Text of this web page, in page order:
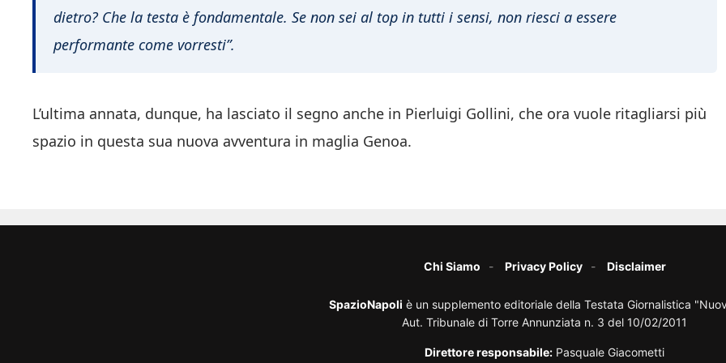
dietro? Che la testa è fondamentale. Se non sei al top in tutti i sensi, non riesci a essere
performante come vorresti”.
L’ultima annata, dunque, ha lasciato il segno anche in Pierluigi Gollini, che ora vuole ritagliarsi più
spazio in questa sua nuova avventura in maglia Genoa.
Chi Siamo Privacy Policy Disclaimer
SpazioNapoli è un supplemento editoriale della Testata Giornalistica
Aut. Tribunale di Torre Annunziata n. 3 del 10/02/2011
Direttore responsabile: Pasquale Giacometti